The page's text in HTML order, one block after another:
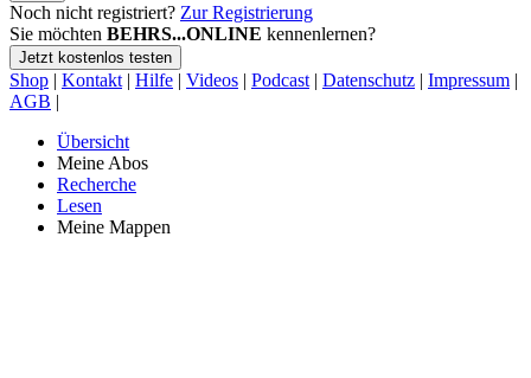
Noch nicht registriert? Zur Registrierung
Sie möchten BEHRS...ONLINE kennenlernen?
Jetzt kostenlos testen
Shop | Kontakt | Hilfe | Videos | Podcast | Datenschutz | Impressum |
AGB |
Übersicht
Meine Abos
Recherche
Lesen
Meine Mappen